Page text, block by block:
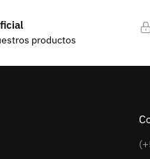
productos